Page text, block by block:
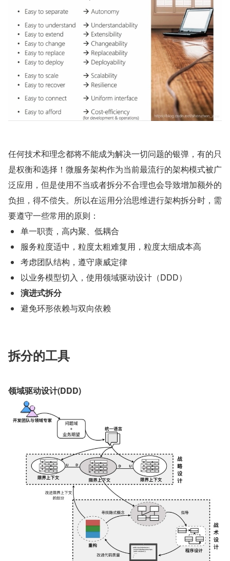
任何技术和理念都将不能成为解决一切问题的银弹，有的只
是权衡和选择！微服务架构作为当前最流行的架构模式被广
泛应用，但是使用不当或者拆分不合理也会导致增加额外的
负担，得不偿失。所以在运用分治思维进行架构拆分时，需
要遵守一些常用的原则：
单一职责，高内聚、低耦合
服务粒度适中，粒度太粗难复用，粒度太细成本高
考虑团队结构，遵守康威定律
以业务模型切入，使用领域驱动设计（DDD）
演进式拆分
避免环形依赖与双向依赖
拆分的工具
领域驱动设计(DDD)